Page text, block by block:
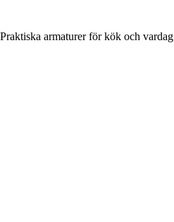
Praktiska armaturer för kök och vardag